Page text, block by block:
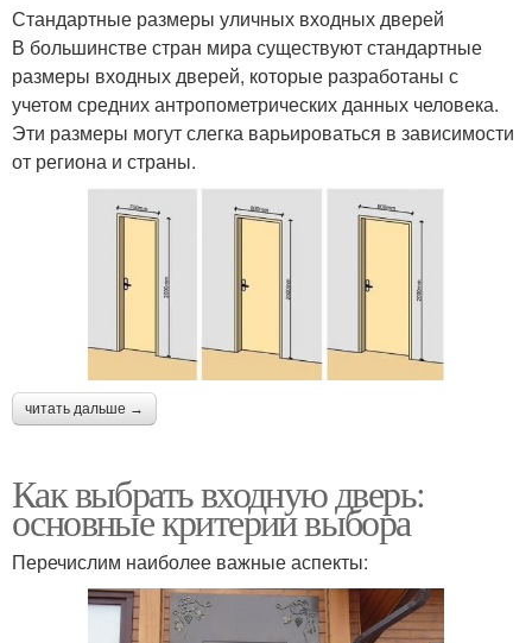
Стандартные размеры уличных входных дверей
В большинстве стран мира существуют стандартные
размеры входных дверей, которые разработаны с
учетом средних антропометрических данных человека.
Эти размеры могут слегка варьироваться в зависимости
от региона и страны.
читать дальше →
Как выбрать входную дверь:
основные критерии выбора
Перечислим наиболее важные аспекты: